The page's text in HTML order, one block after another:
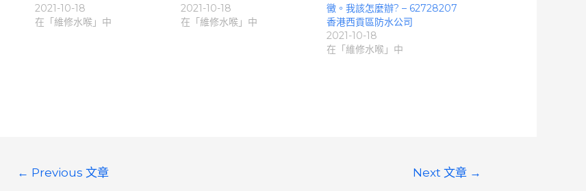
2021-10-18
在「維修水喉」中
2021-10-18
在「維修水喉」中
黴。我該怎麼辦? – 62728207
香港西貢區防水公司
2021-10-18
在「維修水喉」中
← Previous 文章 Next 文章 →